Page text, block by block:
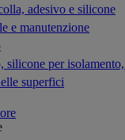
adesivo e silicone
e manutenzione
silicone per
superfici